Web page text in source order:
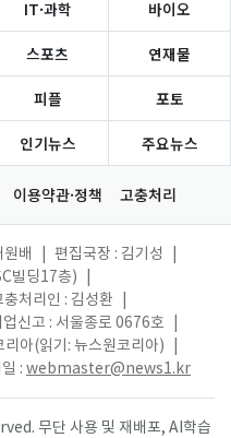
IT·과학 바이오
스포츠 연재물
피플 포토
인기뉴스 주요뉴스
이용약관·정책 고충처리
배 편집국장 : 김기성
빌딩17층)
충처리인 : 김성환
신고 : 서울종로 0676호
리아(읽기: 뉴스원코리아)
: webmaster@news1.kr
무단 사용 및 재배포, AI학습